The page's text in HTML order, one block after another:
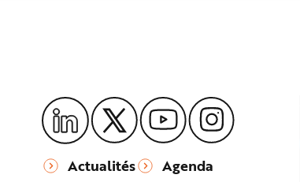
Actualités Agenda